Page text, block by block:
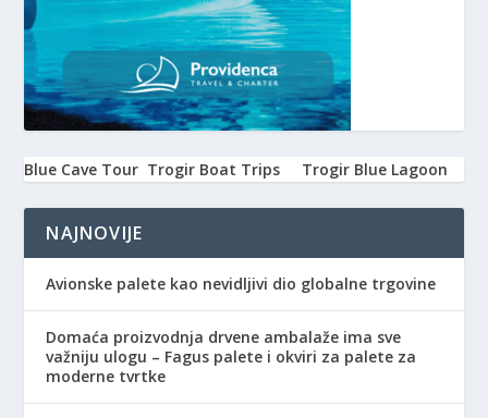
Blue Cave Tour Trogir Boat Trips Trogir Blue Lagoon
NAJNOVIJE
Avionske palete kao nevidljivi dio globalne trgovine
Domaća proizvodnja drvene ambalaže ima sve
važniju ulogu – Fagus palete i okviri za palete za
moderne tvrtke